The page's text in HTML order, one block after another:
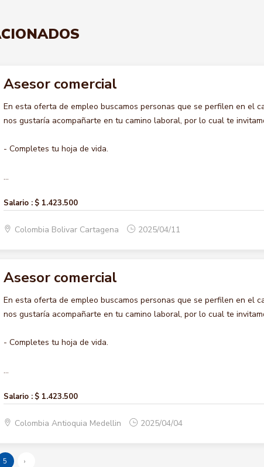
Asesor comercial
En esta oferta de empleo buscamos personas que se perfilen en el
nos gustaría acompañarte en tu camino laboral, por lo cual te
- Completes tu hoja de vida.
...
Salario : $ 1.423.500
Colombia Bolivar Cartagena 2025/04/11
Asesor comercial
En esta oferta de empleo buscamos personas que se perfilen en el
nos gustaría acompañarte en tu camino laboral, por lo cual te
- Completes tu hoja de vida.
...
Salario : $ 1.423.500
Colombia Antioquia Medellin 2025/04/04
5 ›